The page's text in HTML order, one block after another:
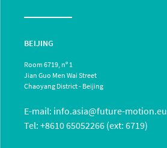
BEIJING
Room 6719, nº 1
Jian Guo Men Wai Street
Chaoyang District - Beijing
E-mail: info.asia@future-motion.eu
Tel: +8610 65052266 (ext: 6719)